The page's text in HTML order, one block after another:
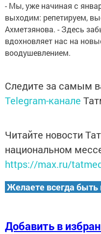
- Мы, уже начиная с
выходим: репетируем,
Ахметзянова. - Здесь
вдохновляет нас на
воодушевлением.
Следите за самым
Telegram-канале
Читайте новости
национальном
https://max.ru/
Желаете всегда быть
Добавить в